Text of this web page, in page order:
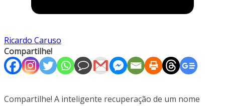
Ricardo Caruso
Compartilhe!
Compartilhe! A inteligente recuperação de um nome